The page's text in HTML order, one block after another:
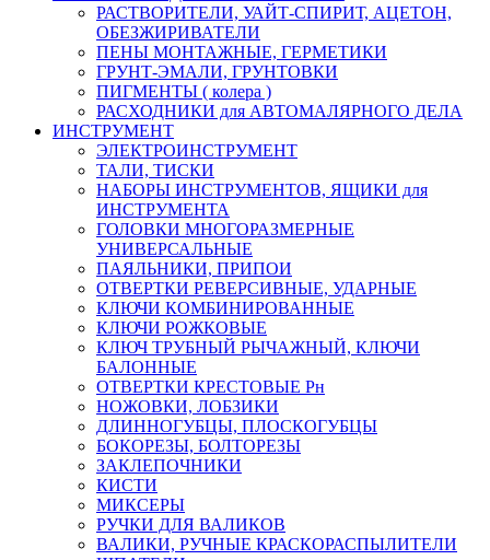
РАСТВОРИТЕЛИ, УАЙТ-СПИРИТ, АЦЕТОН,
ОБЕЗЖИРИВАТЕЛИ
ПЕНЫ МОНТАЖНЫЕ, ГЕРМЕТИКИ
ГРУНТ-ЭМАЛИ, ГРУНТОВКИ
ПИГМЕНТЫ ( колера )
РАСХОДНИКИ для АВТОМАЛЯРНОГО ДЕЛА
ИНСТРУМЕНТ
ЭЛЕКТРОИНСТРУМЕНТ
ТАЛИ, ТИСКИ
НАБОРЫ ИНСТРУМЕНТОВ, ЯЩИКИ для
ИНСТРУМЕНТА
ГОЛОВКИ МНОГОРАЗМЕРНЫЕ
УНИВЕРСАЛЬНЫЕ
ПАЯЛЬНИКИ, ПРИПОИ
ОТВЕРТКИ РЕВЕРСИВНЫЕ, УДАРНЫЕ
КЛЮЧИ КОМБИНИРОВАННЫЕ
КЛЮЧИ РОЖКОВЫЕ
КЛЮЧ ТРУБНЫЙ РЫЧАЖНЫЙ, КЛЮЧИ
БАЛОННЫЕ
ОТВЕРТКИ КРЕСТОВЫЕ Рн
НОЖОВКИ, ЛОБЗИКИ
ДЛИННОГУБЦЫ, ПЛОСКОГУБЦЫ
БОКОРЕЗЫ, БОЛТОРЕЗЫ
ЗАКЛЕПОЧНИКИ
КИСТИ
МИКСЕРЫ
РУЧКИ ДЛЯ ВАЛИКОВ
ВАЛИКИ, РУЧНЫЕ КРАСКОРАСПЫЛИТЕЛИ